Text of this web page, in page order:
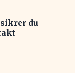
du